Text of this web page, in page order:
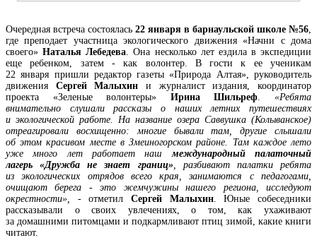
Очередная встреча состоялась 22 января в барнаульской школе №56
где преподает участница экологического движения «Начни с дома
своего»Наталья Лебедева . Она несколько лет ездила в экспедиции
еще ребенком, затем - как волонтер. В гости к ее ученикам
22 января пришли редактор газеты «Природа Алтая», руководитель
движения Сергей Малыхин и журналист издания, координатор
проекта «Зеленые волонтеры» Ирина Шильреф .«Ребята
внимательно слушали рассказы о наших летних путешествиях
и экологической работе. На название озера Саввушка (Колыванское)
отреагировали восхищенно: многие бывали там, другие слышали
об этом красивом месте в Змеиногорском районе. Там каждое лето
уже много лет работает наш международный палаточный
лагерь «Дружба не знает границ» , разбивают палатки ребята
из экологических отрядов всего края, занимаются с педагогами,
очищают берега - это жемчужины нашего региона, исследуют
окрестности», - отметилСергей Малыхин. Юные собеседники
рассказывали о своих увлечениях, о том, как ухаживают
за домашними питомцами и подкармливают птиц зимой, какие книги
читают.